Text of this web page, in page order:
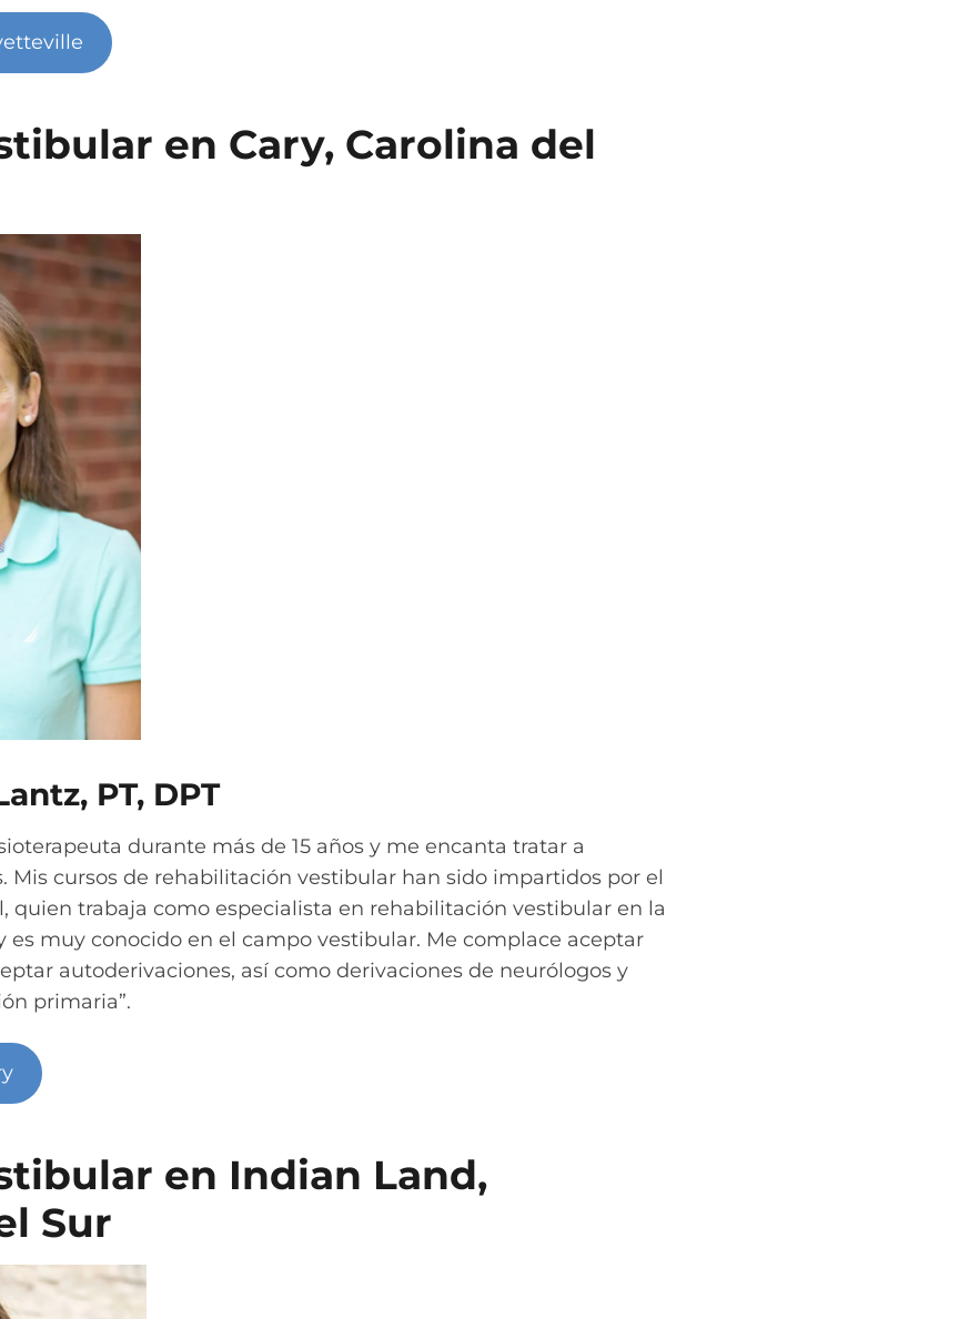
en Cary, Carolina del
PT, DPT
durante más de 15 años y me encanta tratar a
Mis cursos de rehabilitación vestibular han sido impartidos por el
quien trabaja como especialista en rehabilitación vestibular en la
es muy conocido en el campo vestibular. Me complace aceptar
autoderivaciones, así como derivaciones de neurólogos y
primaria”.
en Indian Land,
Sur